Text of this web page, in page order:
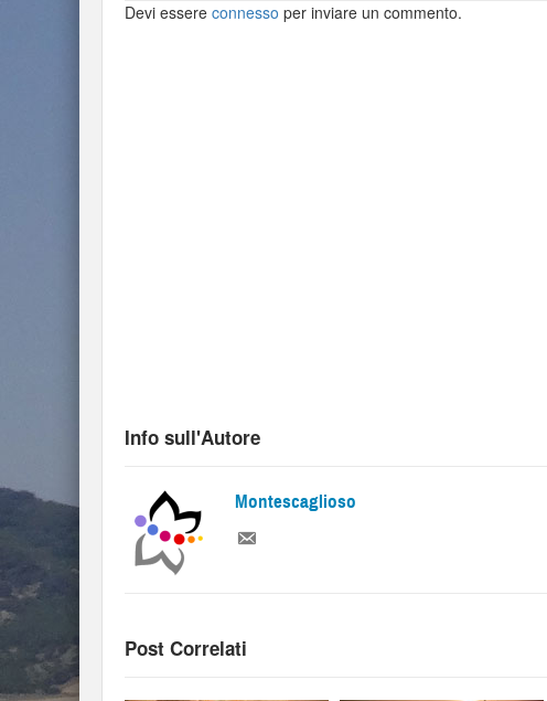
Devi essere connesso per inviare un commento.
Info sull'Autore
Montescaglioso
Post Correlati